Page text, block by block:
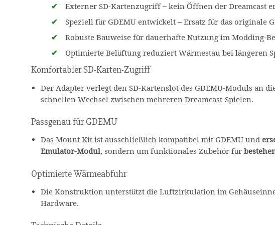
✔
Externer SD-Kartenzugriff – kein Öffnen der Dreamcast
✔
Speziell für GDEMU entwickelt – Ersatz für das originale
✔
Robuste Bauweise für dauerhafte Nutzung im Modding-
✔
Optimierte Belüftung reduziert Wärmestau bei längeren
Komfortabler SD-Karten-Zugriff
Der Adapter verlegt den SD-Kartenslot des GDEMU-Moduls an
schnellen Wechsel zwischen mehreren Dreamcast-Spielen.
Passgenau für GDEMU
Das Mount Kit ist ausschließlich kompatibel mit GDEMU und
Emulator-Modul, sondern um funktionales Zubehör für
Optimierte Wärmeabfuhr
Die Konstruktion unterstützt die Luftzirkulation im
Hardware.